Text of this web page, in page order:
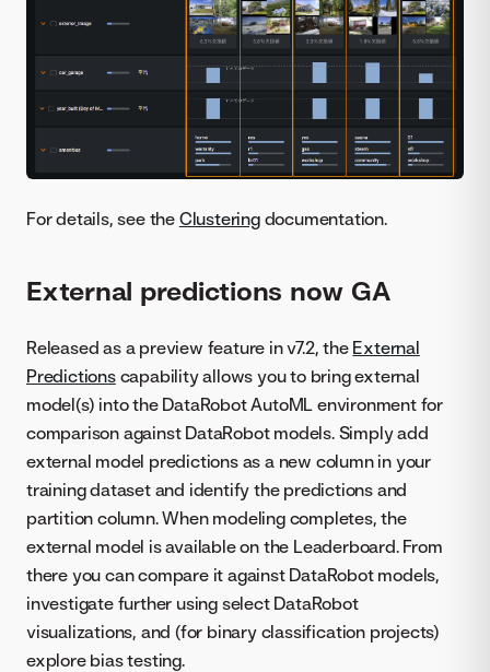
For details, see the Clusteringdocumentation.
External predictions now GA
Released as a preview feature in v7.2, the External
Predictionscapability allows you to bring external
model(s) into the DataRobot AutoML environment for
comparison against DataRobot models. Simply add
external model predictions as a new column in your
training dataset and identify the predictions and
partition column. When modeling completes, the
external model is available on the Leaderboard. From
there you can compare it against DataRobot models,
investigate further using select DataRobot
visualizations, and (for binary classification projects)
explore bias testing.